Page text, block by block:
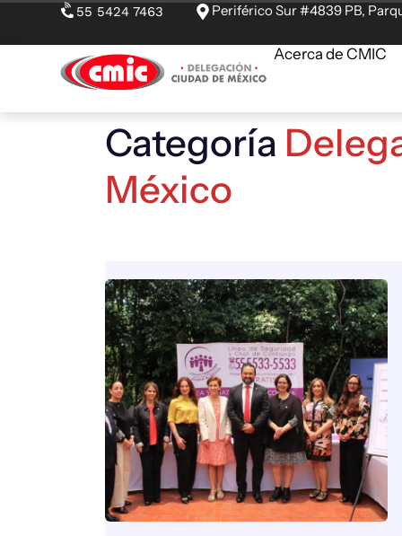
55 5424 7463 Periférico Sur #4839 PB,
Acerca de CMIC
Categoría
México